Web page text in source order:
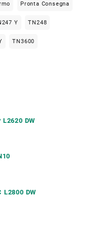
Pronta Consegna
Y TN248
TN3600
DW
DW